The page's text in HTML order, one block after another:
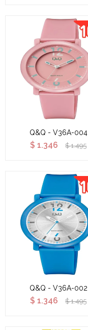
Q&Q - V36A-004
$ 1.346 $ 1.495
Q&Q - V36A-002
$ 1.346 $ 1.495